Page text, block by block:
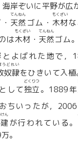
岸ぞいに平野が広
天然
てんねん
ゴム・ 木材
もくざい
は木材
もくざい
・ 天然
てんねん
ゴム
とよばれた地で，
奴隷
うどれい
をひきいて入
として独立
どくりつ
。1889年
ちいったが，
ん
が行われている。
。